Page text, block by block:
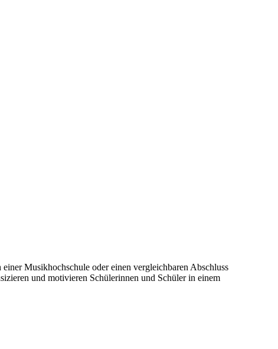
Musikhochschule oder einen vergleichbaren Abschluss
und motivieren Schülerinnen und Schüler in einem